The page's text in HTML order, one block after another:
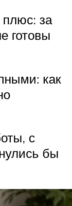
за
готовы
как
с
бы